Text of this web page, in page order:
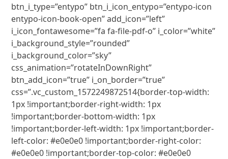
btn_i_type=”entypo” btn_i_icon_entypo=”entypo-icon
entypo-icon-book-open” add_icon=”left”
i_icon_fontawesome=”fa fa-file-pdf-o” i_color=”white”
i_background_style=”rounded”
i_background_color=”sky”
css_animation=”rotateInDownRight”
btn_add_icon=”true” i_on_border=”true”
css=”.vc_custom_1572249872514{border-top-width:
1px !important;border-right-width: 1px
!important;border-bottom-width: 1px
!important;border-left-width: 1px !important;border-
left-color: #e0e0e0 !important;border-right-color:
#e0e0e0 !important;border-top-color: #e0e0e0